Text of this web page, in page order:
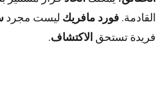
القادمة. فورد مافريك ليست مجرد
فريدة تستحق الاكتشاف.